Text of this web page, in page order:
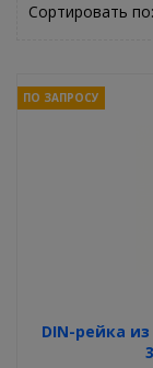
Сортировать по:
DIN-рейка
ПО ЗАПРОСУ